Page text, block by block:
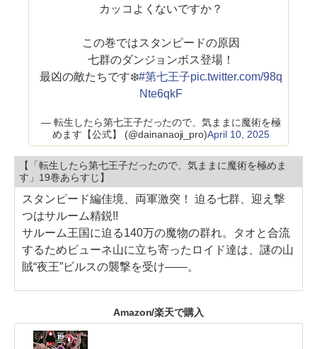
カッコよくないですか？
この巻ではスタンピードの原因
七群のダンジョンボス登場！
最凶の敵たちです❄️#第七王子pic.twitter.com/98q
Nte6qkF
— 転生したら第七王子だったので、気ままに魔術を極
めます【公式】 (@dainanaoji_pro)April 10, 2025
【「転生したら第七王子だったので、気ままに魔術を極めま
す」19巻あらすじ】
スタンピード編佳境、両軍激突！ 迫る七群、迎え撃
つはサルーム精鋭!!
サルーム王国に迫る140万の魔物の群れ。タオと合流
するためビューネ山に立ち寄ったロイド達は、謎の山
賊“夜王”ビルスの襲撃を受け――。
Amazon/楽天で購入